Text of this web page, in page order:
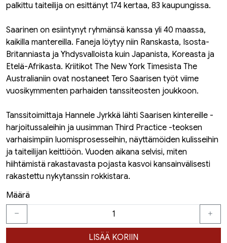
palkittu taiteilija on esittänyt 174 kertaa, 83 kaupungissa.
Saarinen on esiintynyt ryhmänsä kanssa yli 40 maassa,
kaikilla mantereilla. Faneja löytyy niin Ranskasta, Isosta-
Britanniasta ja Yhdysvalloista kuin Japanista, Koreasta ja
Etelä-Afrikasta. Kriitikot The New York Timesista The
Australianiin ovat nostaneet Tero Saarisen työt viime
vuosikymmenten parhaiden tanssiteosten joukkoon.
Tanssitoimittaja Hannele Jyrkkä lähti Saarisen kintereille -
harjoitussaleihin ja uusimman Third Practice -teoksen
varhaisimpiin luomisprosesseihin, näyttämöiden kulisseihin
ja taiteilijan keittiöön. Vuoden aikana selvisi, miten
hiihtämistä rakastavasta pojasta kasvoi kansainvälisesti
rakastettu nykytanssin rokkistara.
Määrä
LISÄÄ KORIIN